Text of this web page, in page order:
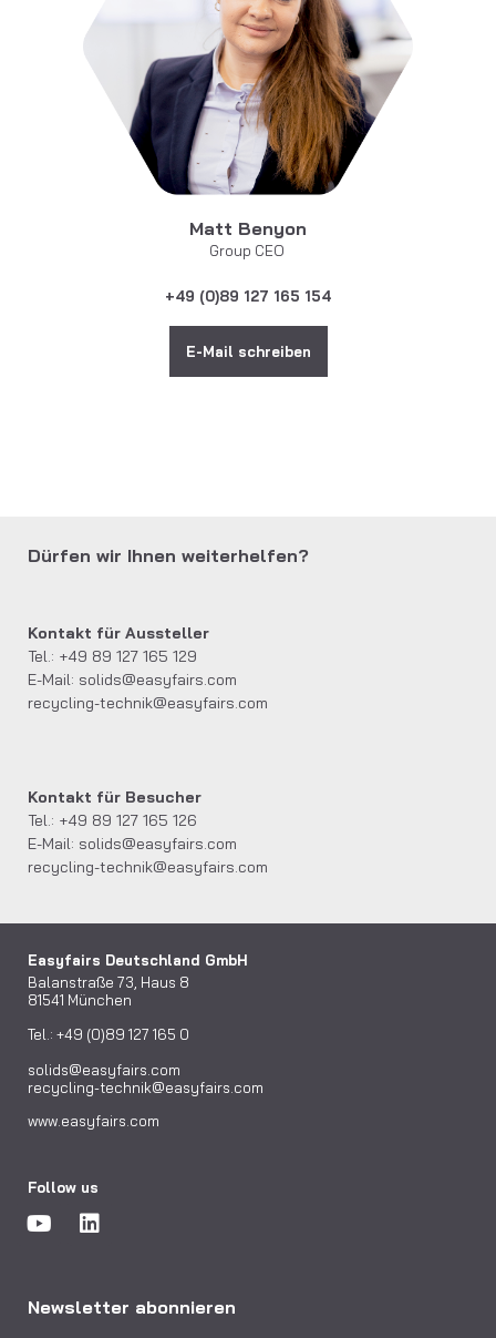
Matt Benyon
Group CEO
+49 (0)89 127 165 154
E-Mail schreiben
Dürfen wir Ihnen weiterhelfen?
Kontakt für Aussteller
Tel.: +49 89 127 165 129
E-Mail: solids@easyfairs.com
recycling-technik@easyfairs.com
Kontakt für Besucher
Tel.: +49 89 127 165 126
E-Mail: solids@easyfairs.com
recycling-technik@easyfairs.com
Easyfairs Deutschland GmbH
Balanstraße 73, Haus 8
81541 München
Tel.: +49 (0)89 127 165 0
solids@easyfairs.com
recycling-technik@easyfairs.com
www.easyfairs.com
Follow us
Newsletter abonnieren